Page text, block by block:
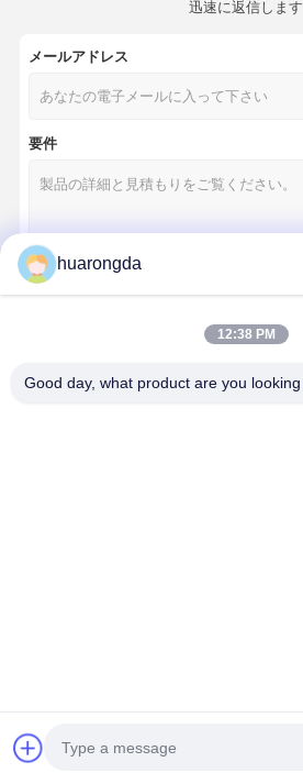
アルミニウムダイキャスティング
ダイカスト製エンクロージャ
迅速なプロトタイピング
金属表面処理
迅速に返信します
メールアドレス
要件
Shenzhen Rishenglong Co., Ltd..
huarongda
12:38 PM
Good day, what product are you